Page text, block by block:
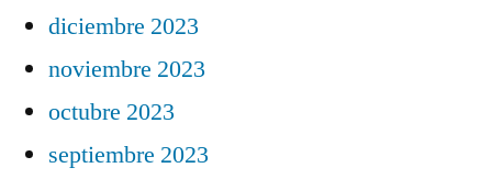
diciembre 2023
noviembre 2023
octubre 2023
septiembre 2023